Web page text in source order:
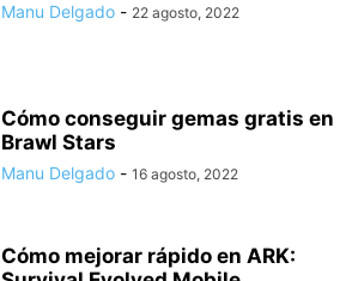
Manu Delgado - 22 agosto, 2022
Cómo conseguir gemas gratis en
Brawl Stars
Manu Delgado - 16 agosto, 2022
Cómo mejorar rápido en ARK: